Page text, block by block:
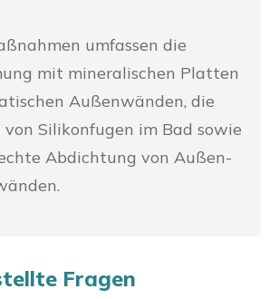
umfassen die
mit mineralischen Platten
Außenwänden, die
von Silikonfugen im Bad sowie
Abdichtung von Außen-
Fragen